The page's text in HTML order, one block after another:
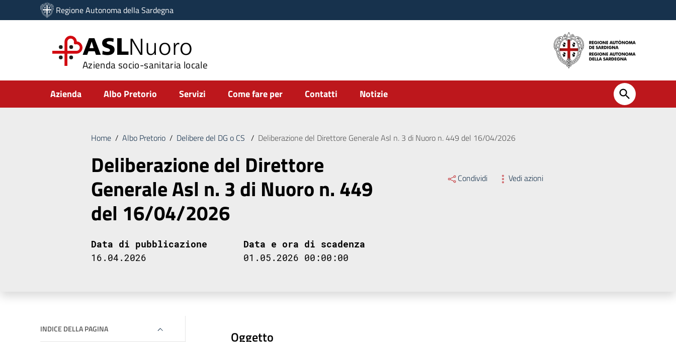
Vai ai contenuti
Vai al menu di navigazione
Regione Autonoma della Sardegna
ASLNuoro
Azienda socio-sanitaria locale
Submenu
Azienda Albo Pretorio Servizi Come fare per Contatti Notizie
Home / Albo Pretorio / Delibere del DG o CS / Deliberazione del Direttore Generale Asl n. 3 di Nuoro n. 449 del 16/04/2026
Deliberazione del Direttore
Generale Asl n. 3 di Nuoro n. 449
del 16/04/2026
Condividi Vedi azioni
Data di pubblicazione
16.04.2026
Data e ora di scadenza
01.05.2026 00:00:00
INDICE DELLA PAGINA Oggetto